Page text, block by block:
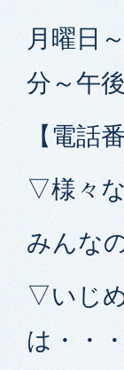
月曜日
分～午
【電話
▽様々
みんな
▽いじ
は・・・